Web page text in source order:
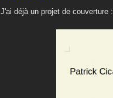
J'ai déjà un projet de couverture :